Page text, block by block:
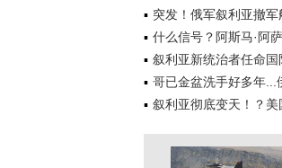
突发！俄军叙利亚撤
什么信号？阿斯马·阿
叙利亚新统治者任命国
哥已金盆洗手好多年...
叙利亚彻底变天！？